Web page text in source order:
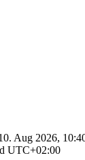
Aug 2026,
UTC+02:00